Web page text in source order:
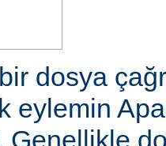
dosya
eylemin
Genellikle